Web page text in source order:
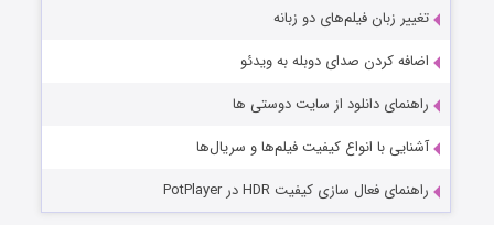
تغییر زبان فیلم‌های دو زبانه
اضافه کردن صدای دوبله به ویدئو
راهنمای دانلود از سایت دوستی ها
آشنایی با انواع کیفیت فیلم‌ها و سریال‌ها
راهنمای فعال سازی کیفیت HDR در PotPlayer